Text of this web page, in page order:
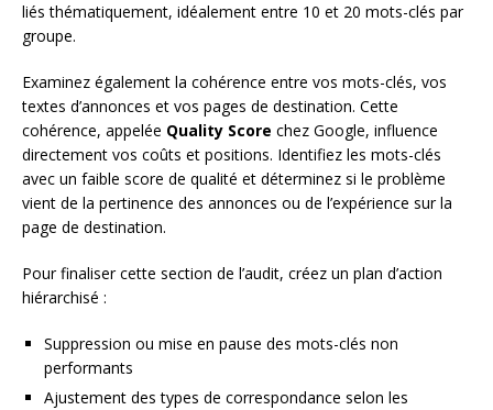
liés thématiquement, idéalement entre 10 et 20 mots-clés par
groupe.
Examinez également la cohérence entre vos mots-clés, vos
textes d’annonces et vos pages de destination. Cette
cohérence, appelée Quality Score chez Google, influence
directement vos coûts et positions. Identifiez les mots-clés
avec un faible score de qualité et déterminez si le problème
vient de la pertinence des annonces ou de l’expérience sur la
page de destination.
Pour finaliser cette section de l’audit, créez un plan d’action
hiérarchisé :
Suppression ou mise en pause des mots-clés non
performants
Ajustement des types de correspondance selon les